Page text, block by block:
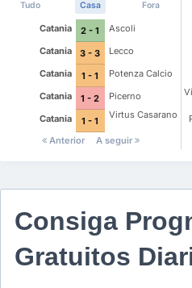
Tudo Casa Fora
Catania 2 - 1
Ascoli
Catania
3 - 3
Lecco
Catania
1 - 1
Potenza Calcio
Catania
1 - 2
Picerno
Catania
1 - 1
Virtus Casarano
Anterior A seguir
Consiga
Gratuitos